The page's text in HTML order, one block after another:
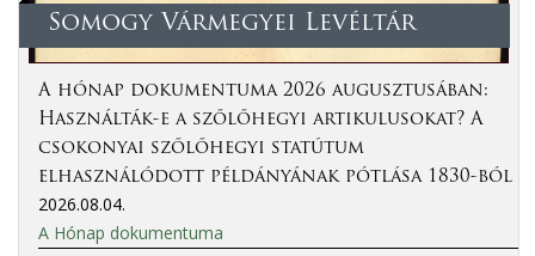
Somogy Vármegyei Levéltár
A hónap dokumentuma 2026 augusztusában:
Használták-e a szőlőhegyi artikulusokat? A
csokonyai szőlőhegyi statútum
elhasználódott példányának pótlása 1830-ból
2026.08.04.
A Hónap dokumentuma